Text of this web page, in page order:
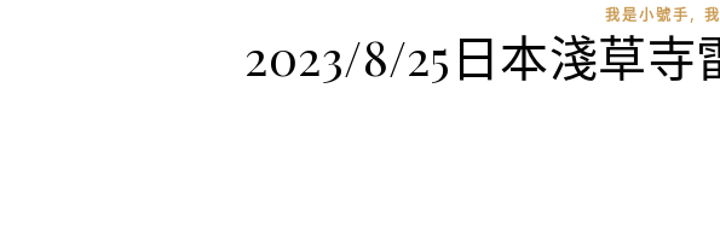
我是小號手,
2023/8/25日本淺草寺